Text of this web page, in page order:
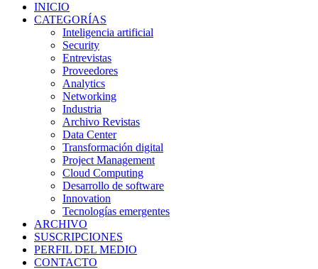
INICIO
CATEGORÍAS
Inteligencia artificial
Security
Entrevistas
Proveedores
Analytics
Networking
Industria
Archivo Revistas
Data Center
Transformación digital
Project Management
Cloud Computing
Desarrollo de software
Innovation
Tecnologías emergentes
ARCHIVO
SUSCRIPCIONES
PERFIL DEL MEDIO
CONTACTO